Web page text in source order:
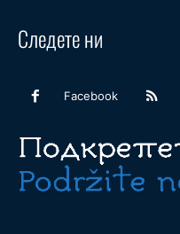
Следете ни
Facebook